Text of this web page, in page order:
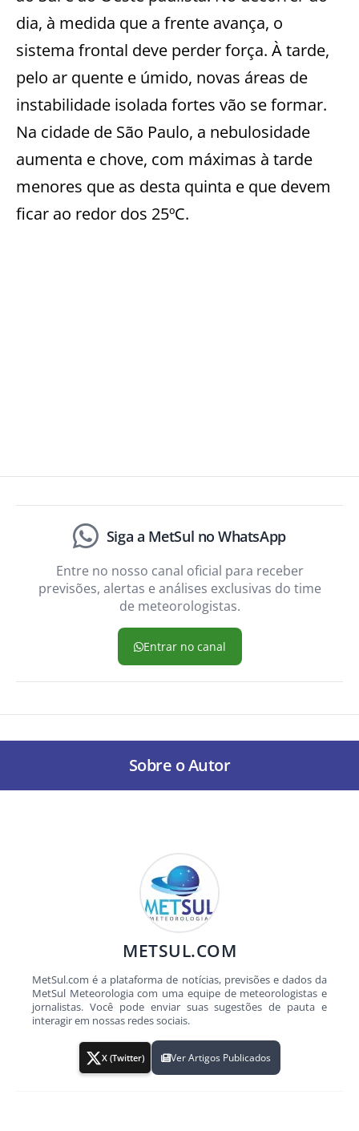
dia, à medida que a frente avança, o
sistema frontal deve perder força. À tarde,
pelo ar quente e úmido, novas áreas de
instabilidade isolada fortes vão se formar.
Na cidade de São Paulo, a nebulosidade
aumenta e chove, com máximas à tarde
menores que as desta quinta e que devem
ficar ao redor dos 25ºC.
Siga a MetSul no WhatsApp
Entre no nosso canal oficial para receber
previsões, alertas e análises exclusivas do time
de meteorologistas.
Entrar no canal
Sobre o Autor
METSUL.COM
MetSul.com é a plataforma de notícias, previsões e dados da
MetSul Meteorologia com uma equipe de meteorologistas e
jornalistas. Você pode enviar suas sugestões de pauta e
interagir em nossas redes sociais.
X (Twitter) Ver Artigos Publicados